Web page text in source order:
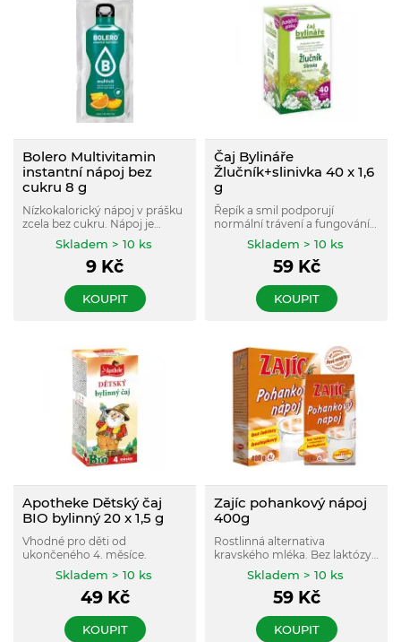
Bolero Multivitamin
instantní nápoj bez
cukru 8 g
Nízkokalorický nápoj v prášku
zcela bez cukru. Nápoj je
slazen Stévií místo klasického
cukru a navíc obohacen
vitamínem C.
Skladem > 10 ks
9 Kč
KOUPIT
Čaj Bylináře
Žlučník+slinivka 40 x 1,6
g
Řepík a smil podporují
normální trávení a fungování
žlučníku.Skladem > 10 ks
59Kč
KOUPIT
Apotheke Dětský čaj
BIO bylinný 20 x 1,5 g
Vhodné pro děti od
ukončeného 4. měsíce.
Skladem > 10 ks
49Kč
KOUPIT
Zajíc pohankový nápoj
400g
Rostlinná alternativa
kravského mléka. Bez laktózy
a bez lepku.Skladem > 10 ks
59Kč
KOUPIT